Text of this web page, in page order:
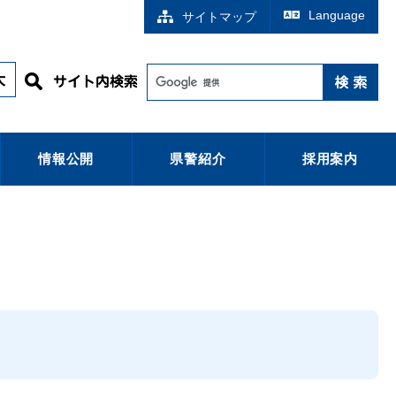
サイトマップ Language
情報公開 県警紹介 採用案内